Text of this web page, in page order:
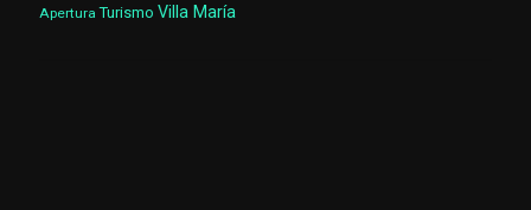
Apertura Turismo Villa María